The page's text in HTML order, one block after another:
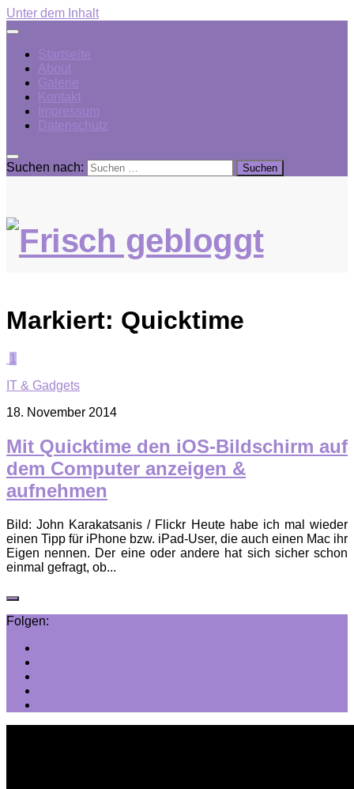
Unter dem Inhalt
Startseite
About
Galerie
Kontakt
Impressum
Datenschutz
Suchen nach:
Markiert: Quicktime
1
IT & Gadgets
18. November 2014
Mit Quicktime den iOS-Bildschirm auf
dem Computer anzeigen &
aufnehmen
Bild: John Karakatsanis / Flickr Heute habe ich mal wieder
einen Tipp für iPhone bzw. iPad-User, die auch einen Mac ihr
Eigen nennen. Der eine oder andere hat sich sicher schon
einmal gefragt, ob...
Folgen: